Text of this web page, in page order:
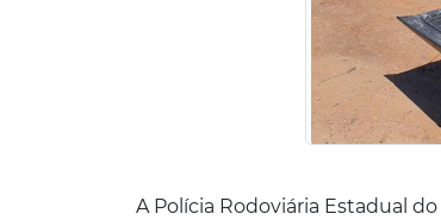
A Polícia Rodoviária Estadual